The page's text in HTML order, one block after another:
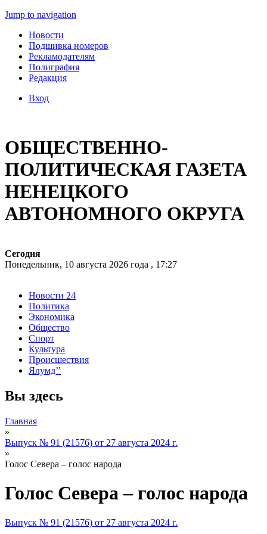
Jump to navigation
Новости
Подшивка номеров
Рекламодателям
Полиграфия
Редакция
Вход
ОБЩЕСТВЕННО-
ПОЛИТИЧЕСКАЯ ГАЗЕТА
НЕНЕЦКОГО
АВТОНОМНОГО ОКРУГА
Сегодня
Понедельник, 10 августа 2026 года , 17:27
Новости 24
Политика
Экономика
Общество
Спорт
Культура
Происшествия
Ялумд’’
Вы здесь
Главная
»
Выпуск № 91 (21576) от 27 августа 2024 г.
»
Голос Севера – голос народа
Голос Севера – голос народа
Выпуск № 91 (21576) от 27 августа 2024 г.